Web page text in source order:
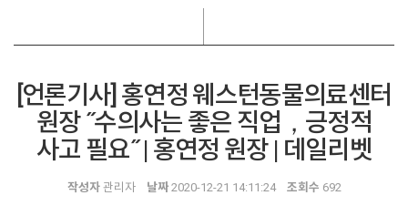
[언론기사] 홍연정 웨스턴동물의료센터
원장 ˝수의사는 좋은 직업，긍정적
사고 필요˝ | 홍연정 원장 | 데일리벳
작성자관리자 날짜2020-12-21 14:11:24 조회수 692